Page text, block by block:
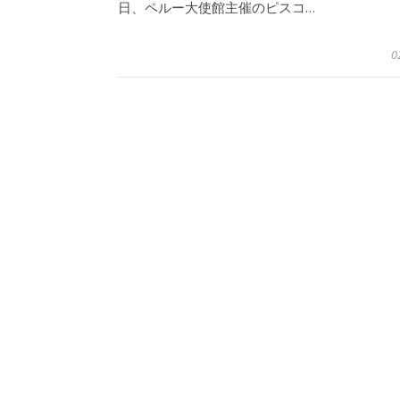
日、ペルー大使館主催のピスコ…